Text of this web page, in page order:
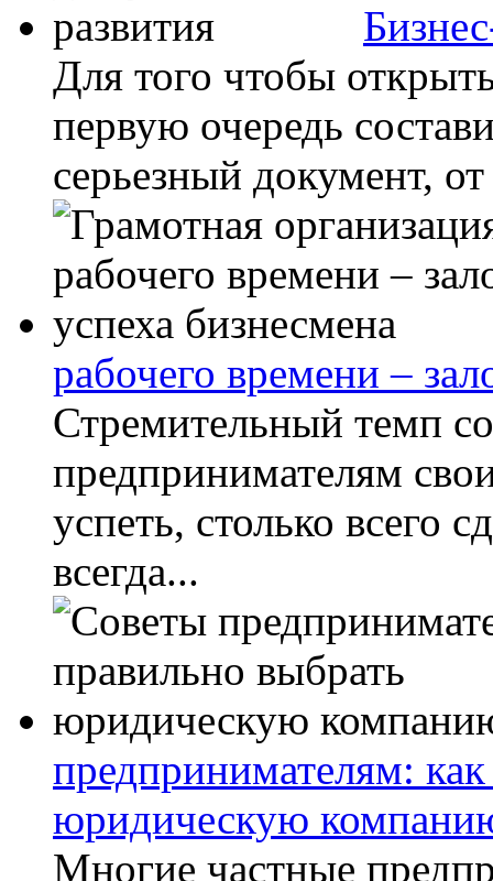
Для того чтобы
первую очередь
серьезный документ,
рабочего времени –
Стремительный темп
предпринимателям
успеть, столько всего
всегда...
предпринимателям:
юридическую
Многие частные